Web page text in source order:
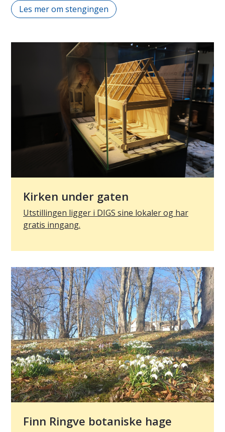
Les mer om stengingen
Kirken under gaten
Utstillingen ligger i DIGS sine lokaler og har
gratis inngang.
Finn Ringve botaniske hage